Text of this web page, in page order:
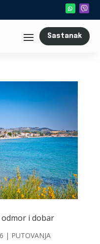
Sastanak
i dobar
| PUTOVANJA